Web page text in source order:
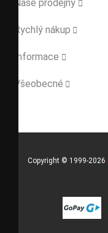
Naše prodejny 
Rychlý nákup 
Informace 
Všeobecné 
Copyright © 1999-2026